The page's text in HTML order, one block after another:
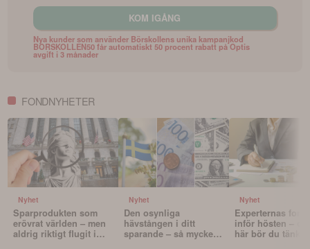
KOM IGÅNG
Nya kunder som använder Börskollens unika kampanjkod
BORSKOLLEN50 får automatiskt 50 procent rabatt på Optis
avgift i 3 månader
FONDNYHETER
Nyhet
Sparprodukten som
erövrat världen – men
aldrig riktigt flugit i
Nyhet
Den osynliga
hävstången i ditt
sparande – så mycket
Nyhet
Experternas
inför hösten –
här bör du tänka